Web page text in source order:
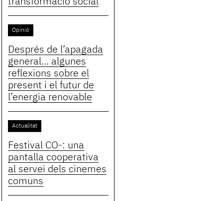
Opinió
Després de l’apagada
general... algunes
reflexions sobre el
present i el futur de
l’energia renovable
Actualitat
Festival CO-: una
pantalla cooperativa
al servei dels cinemes
comuns